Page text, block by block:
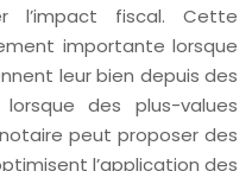
l’impact fiscal. Cette
importante lorsque
leur bien depuis des
des plus-values
peut proposer des
l’application des